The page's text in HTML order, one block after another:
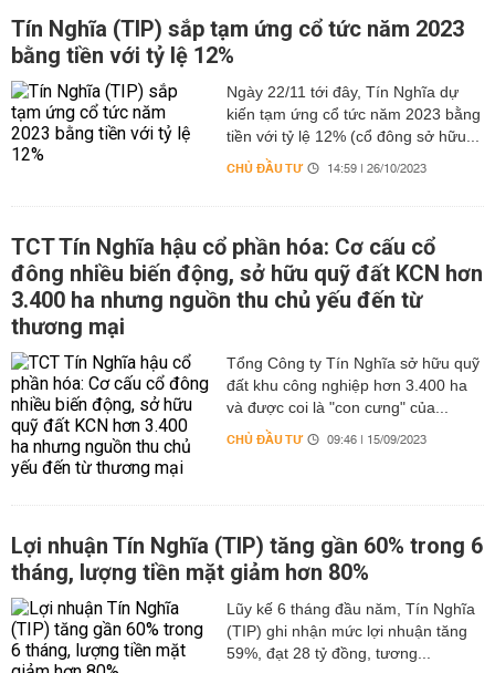
Tín Nghĩa (TIP) sắp tạm ứng cổ tức năm 2023
bằng tiền với tỷ lệ 12%
Ngày 22/11 tới đây, Tín Nghĩa dự
kiến tạm ứng cổ tức năm 2023 bằng
tiền với tỷ lệ 12% (cổ đông sở hữu...
CHỦ ĐẦU TƯ 14:59 | 26/10/2023
TCT Tín Nghĩa hậu cổ phần hóa: Cơ cấu cổ
đông nhiều biến động, sở hữu quỹ đất KCN hơn
3.400 ha nhưng nguồn thu chủ yếu đến từ
thương mại
Tổng Công ty Tín Nghĩa sở hữu quỹ
đất khu công nghiệp hơn 3.400 ha
và được coi là "con cưng" của...
CHỦ ĐẦU TƯ 09:46 | 15/09/2023
Lợi nhuận Tín Nghĩa (TIP) tăng gần 60% trong 6
tháng, lượng tiền mặt giảm hơn 80%
Lũy kế 6 tháng đầu năm, Tín Nghĩa
(TIP) ghi nhận mức lợi nhuận tăng
59%, đạt 28 tỷ đồng, tương...